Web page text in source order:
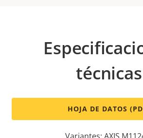
técnicas
HOJA DE DATOS